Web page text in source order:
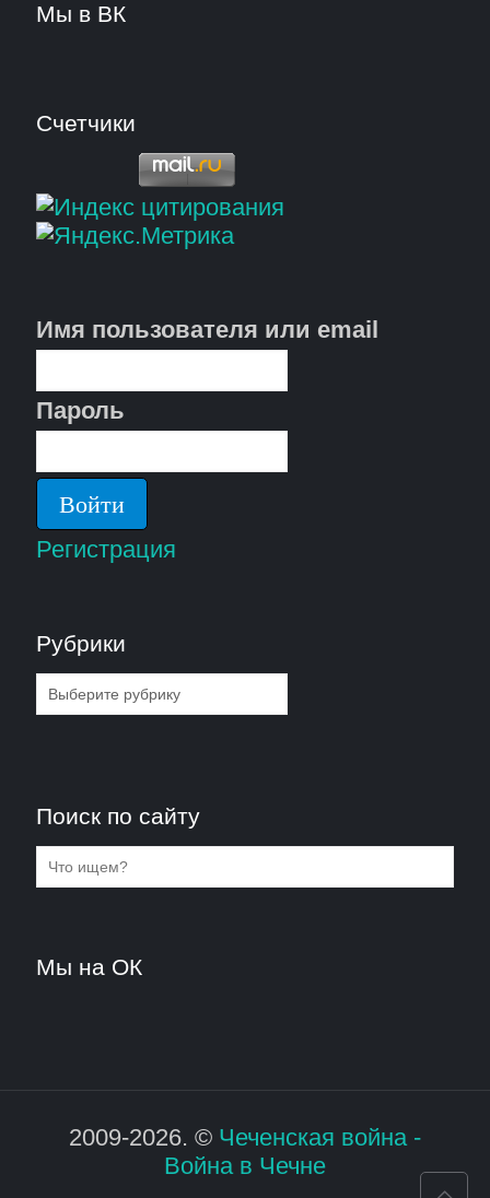
Мы в ВК
Счетчики
Имя пользователя или email
Пароль
Регистрация
Рубрики
Рубрики
Поиск по сайту
Мы на ОК
2009-2026. © Чеченская война -
Война в Чечне